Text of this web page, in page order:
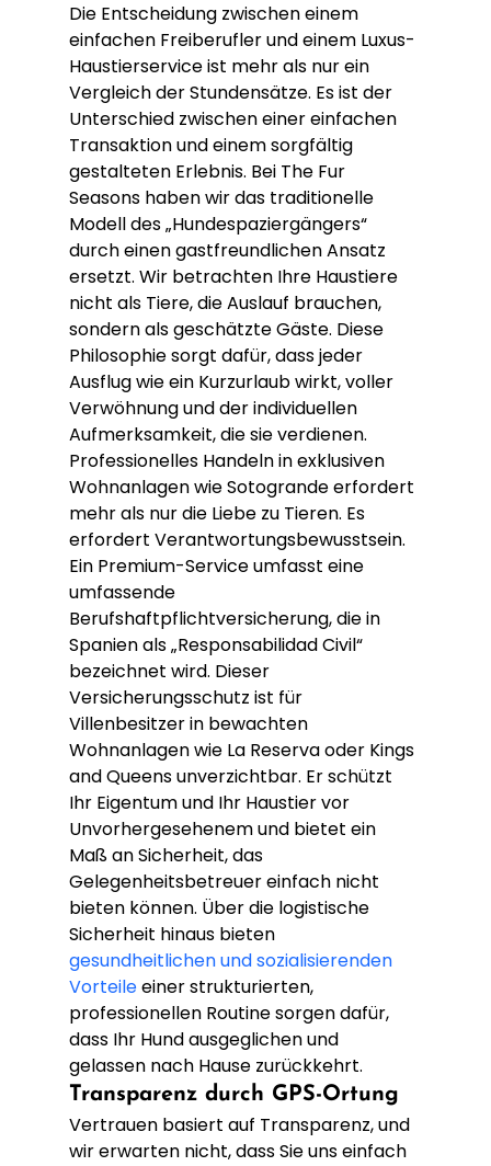
Die Entscheidung zwischen einem
einfachen Freiberufler und einem Luxus-
Haustierservice ist mehr als nur ein
Vergleich der Stundensätze. Es ist der
Unterschied zwischen einer einfachen
Transaktion und einem sorgfältig
gestalteten Erlebnis. Bei The Fur
Seasons haben wir das traditionelle
Modell des „Hundespaziergängers“
durch einen gastfreundlichen Ansatz
ersetzt. Wir betrachten Ihre Haustiere
nicht als Tiere, die Auslauf brauchen,
sondern als geschätzte Gäste. Diese
Philosophie sorgt dafür, dass jeder
Ausflug wie ein Kurzurlaub wirkt, voller
Verwöhnung und der individuellen
Aufmerksamkeit, die sie verdienen.
Professionelles Handeln in exklusiven
Wohnanlagen wie Sotogrande erfordert
mehr als nur die Liebe zu Tieren. Es
erfordert Verantwortungsbewusstsein.
Ein Premium-Service umfasst eine
umfassende
Berufshaftpflichtversicherung, die in
Spanien als „Responsabilidad Civil“
bezeichnet wird. Dieser
Versicherungsschutz ist für
Villenbesitzer in bewachten
Wohnanlagen wie La Reserva oder Kings
and Queens unverzichtbar. Er schützt
Ihr Eigentum und Ihr Haustier vor
Unvorhergesehenem und bietet ein
Maß an Sicherheit, das
Gelegenheitsbetreuer einfach nicht
bieten können. Über die logistische
Sicherheit hinaus bieten
gesundheitlichen und sozialisierenden
Vorteile einer strukturierten,
professionellen Routine sorgen dafür,
dass Ihr Hund ausgeglichen und
gelassen nach Hause zurückkehrt.
Transparenz durch GPS-Ortung
Vertrauen basiert auf Transparenz, und
wir erwarten nicht, dass Sie uns einfach